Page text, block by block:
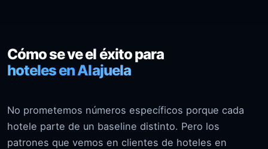
Cómo se ve el éxito para
hoteles en Alajuela
No prometemos números específicos porque cada
hotele parte de un baseline distinto. Pero los
patrones que vemos en clientes de hoteles en